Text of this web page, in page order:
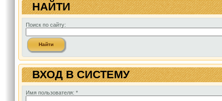
НАЙТИ
Поиск по сайту:
ВХОД В СИСТЕМУ
Имя пользователя: *